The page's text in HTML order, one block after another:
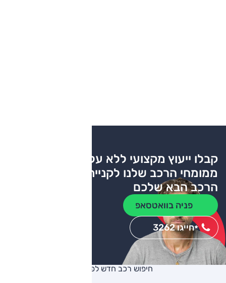
קבלו ייעוץ מקצועי ללא עלות
ממומחי הרכב שלנו לקניית
הרכב הבא שלכם
פניה בוואטסאפ
חייגו 3262*
חיפוש רכב חדש לפי יצרן